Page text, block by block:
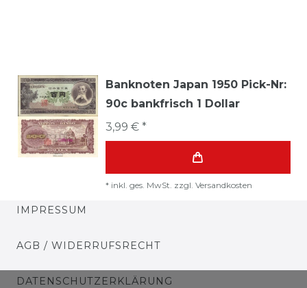
Banknoten Japan 1950 Pick-Nr:
90c bankfrisch 1 Dollar
3,99 € *
* inkl. ges. MwSt. zzgl. Versandkosten
IMPRESSUM
AGB / WIDERRUFSRECHT
DATENSCHUTZERKLÄRUNG